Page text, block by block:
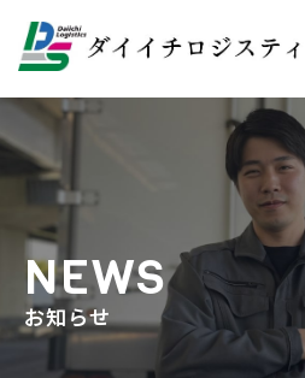
NEWS
お知らせ